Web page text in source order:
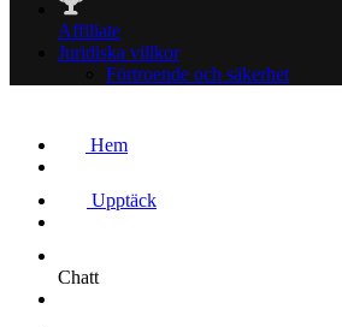
Affiliate
Juridiska villkor
Förtroende och säkerhet
Hem
Upptäck
Chatt